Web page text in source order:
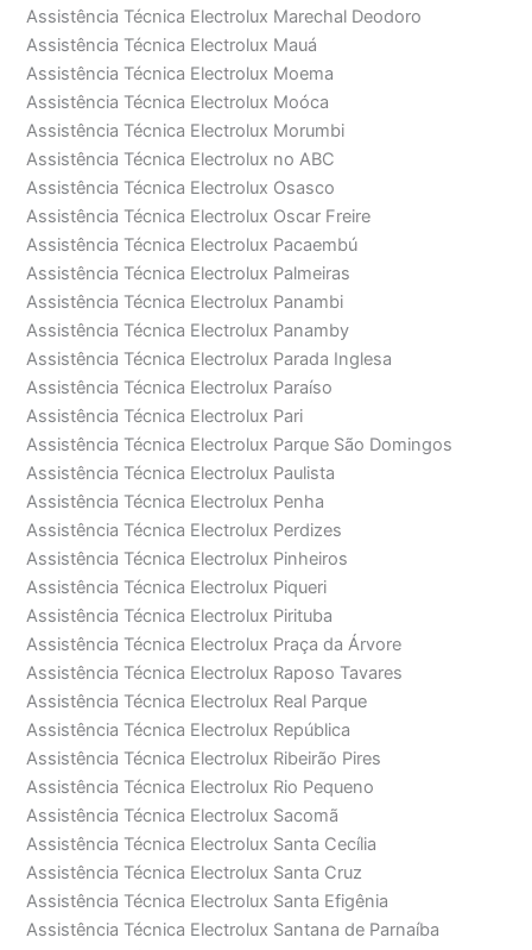
Assistência Técnica Electrolux Marechal Deodoro
Assistência Técnica Electrolux Mauá
Assistência Técnica Electrolux Moema
Assistência Técnica Electrolux Moóca
Assistência Técnica Electrolux Morumbi
Assistência Técnica Electrolux no ABC
Assistência Técnica Electrolux Osasco
Assistência Técnica Electrolux Oscar Freire
Assistência Técnica Electrolux Pacaembú
Assistência Técnica Electrolux Palmeiras
Assistência Técnica Electrolux Panambi
Assistência Técnica Electrolux Panamby
Assistência Técnica Electrolux Parada Inglesa
Assistência Técnica Electrolux Paraíso
Assistência Técnica Electrolux Pari
Assistência Técnica Electrolux Parque São Domingos
Assistência Técnica Electrolux Paulista
Assistência Técnica Electrolux Penha
Assistência Técnica Electrolux Perdizes
Assistência Técnica Electrolux Pinheiros
Assistência Técnica Electrolux Piqueri
Assistência Técnica Electrolux Pirituba
Assistência Técnica Electrolux Praça da Árvore
Assistência Técnica Electrolux Raposo Tavares
Assistência Técnica Electrolux Real Parque
Assistência Técnica Electrolux República
Assistência Técnica Electrolux Ribeirão Pires
Assistência Técnica Electrolux Rio Pequeno
Assistência Técnica Electrolux Sacomã
Assistência Técnica Electrolux Santa Cecília
Assistência Técnica Electrolux Santa Cruz
Assistência Técnica Electrolux Santa Efigênia
Assistência Técnica Electrolux Santana de Parnaíba